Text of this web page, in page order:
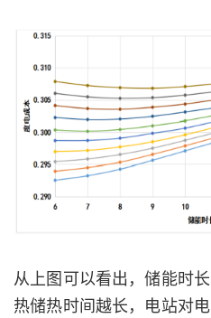
从上图可以看出，储能时
热储热时间越长，电站对